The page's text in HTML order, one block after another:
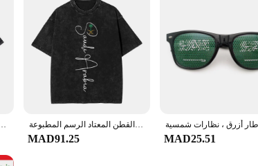
عيد الفطر قصير الأكمام تي شيرت ، اليوم الوطني السعودي ، خمر غسلها أنا أحب المملكة العربية السعودية العلم القلب غسلها تي شيرت الشارع الشهير الهيب هوب تي شيرت تيز بلايز الرجال النساء القطن المعتاد الرسم المطبوعة
MAD91.25 MAD25.51